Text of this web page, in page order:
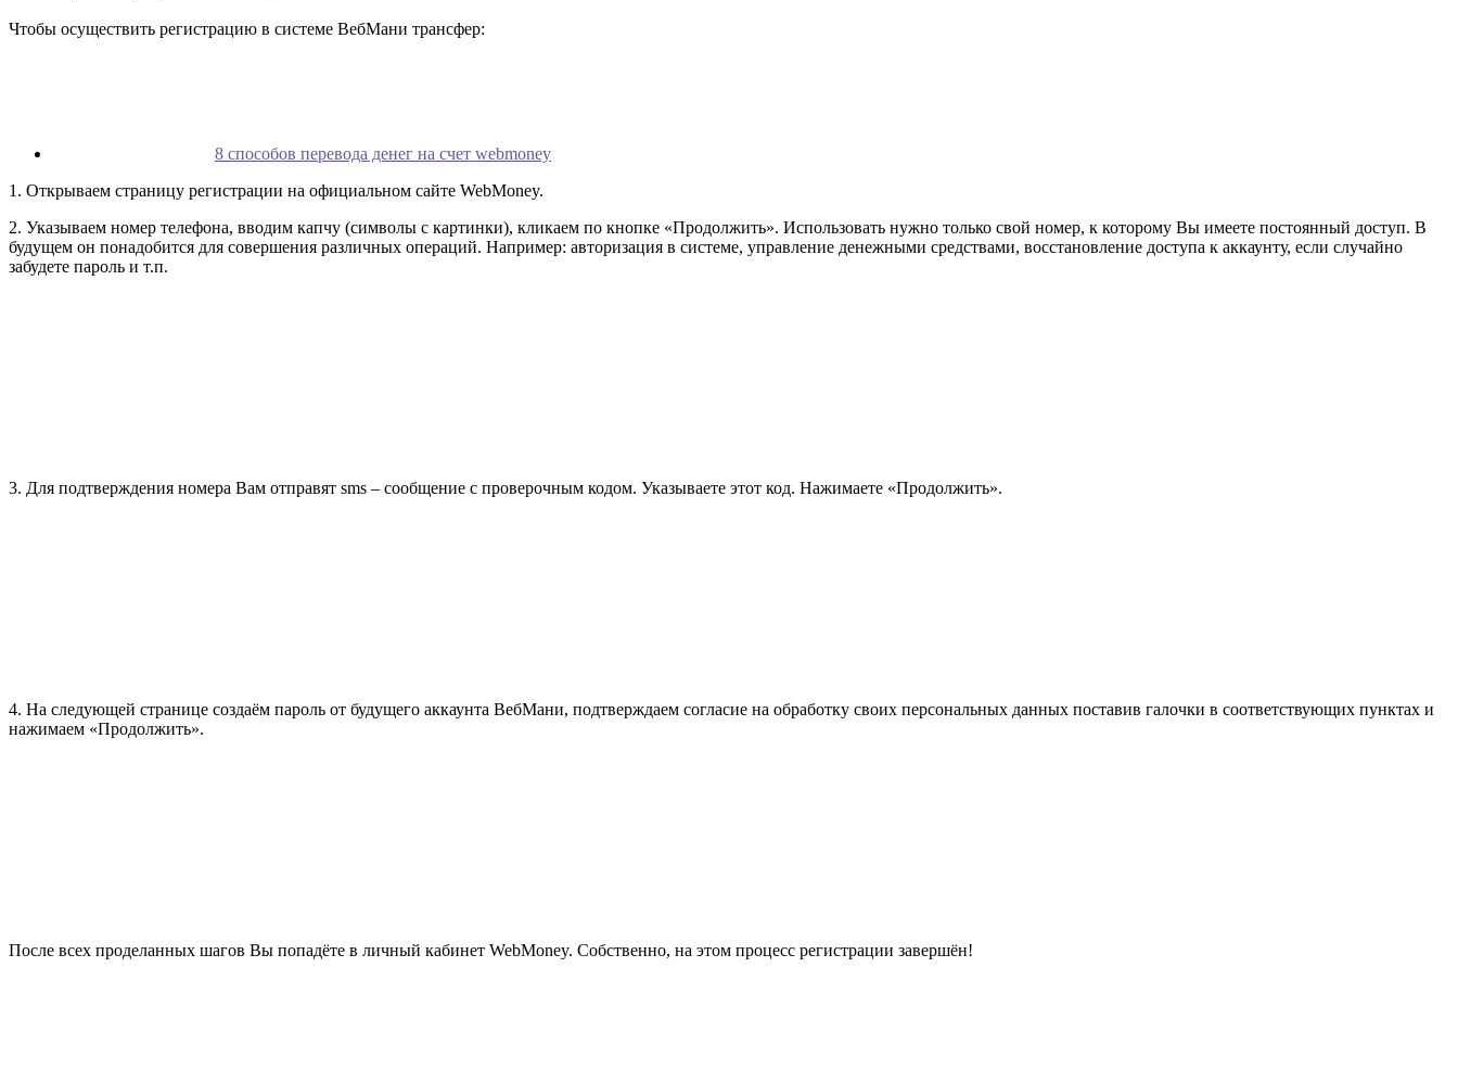
Чтобы осуществить регистрацию в системе ВебМани трансфер:
8 способов перевода денег на счет webmoney
1. Открываем страницу регистрации на официальном сайте WebMoney.
2. Указываем номер телефона, вводим капчу (символы с картинки), кликаем по кнопке «Продолжить». Использовать нужно только свой номер, к которому Вы имеете постоянный доступ. В
будущем он понадобится для совершения различных операций. Например: авторизация в системе, управление денежными средствами, восстановление доступа к аккаунту, если случайно
забудете пароль и т.п.
3. Для подтверждения номера Вам отправят sms – сообщение с проверочным кодом. Указываете этот код. Нажимаете «Продолжить».
4. На следующей странице создаём пароль от будущего аккаунта ВебМани, подтверждаем согласие на обработку своих персональных данных поставив галочки в соответствующих пунктах и
нажимаем «Продолжить».
После всех проделанных шагов Вы попадёте в личный кабинет WebMoney. Собственно, на этом процесс регистрации завершён!